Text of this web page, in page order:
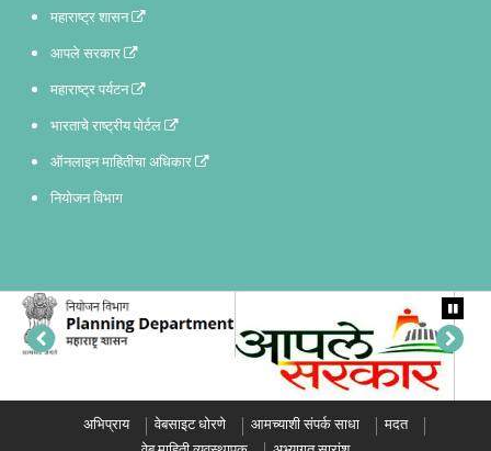
महाराष्ट्र शासन
आपले सरकार
महाराष्ट्र पर्यटन
भारताचे राष्ट्रीय पोर्टल
ऑनलाइन माहितीचा अधिकार
नियोजन विभाग
अभिप्राय वेबसाइट धोरणे आमच्याशी संपर्क साधा
मदत